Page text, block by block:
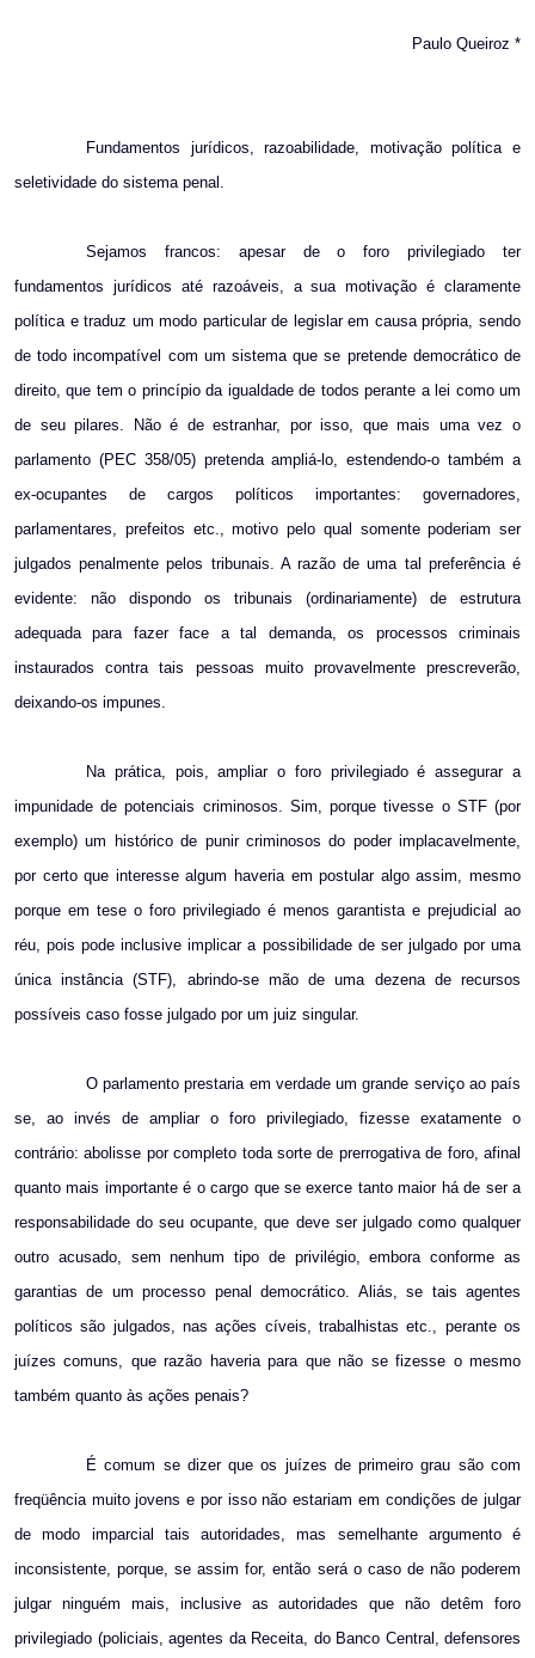
Paulo Queiroz *
Fundamentos jurídicos, razoabilidade, motivação política e
seletividade do sistema penal.
Sejamos francos: apesar de o foro privilegiado ter
fundamentos jurídicos até razoáveis, a sua motivação é claramente
política e traduz um modo particular de legislar em causa própria, sendo
de todo incompatível com um sistema que se pretende democrático de
direito, que tem o princípio da igualdade de todos perante a lei como um
de seu pilares. Não é de estranhar, por isso, que mais uma vez o
parlamento (PEC 358/05) pretenda ampliá-lo, estendendo-o também a
ex-ocupantes de cargos políticos importantes: governadores,
parlamentares, prefeitos etc., motivo pelo qual somente poderiam ser
julgados penalmente pelos tribunais. A razão de uma tal preferência é
evidente: não dispondo os tribunais (ordinariamente) de estrutura
adequada para fazer face a tal demanda, os processos criminais
instaurados contra tais pessoas muito provavelmente prescreverão,
deixando-os impunes.
Na prática, pois, ampliar o foro privilegiado é assegurar a
impunidade de potenciais criminosos. Sim, porque tivesse o STF (por
exemplo) um histórico de punir criminosos do poder implacavelmente,
por certo que interesse algum haveria em postular algo assim, mesmo
porque em tese o foro privilegiado é menos garantista e prejudicial ao
réu, pois pode inclusive implicar a possibilidade de ser julgado por uma
única instância (STF), abrindo-se mão de uma dezena de recursos
possíveis caso fosse julgado por um juiz singular.
O parlamento prestaria em verdade um grande serviço ao país
se, ao invés de ampliar o foro privilegiado, fizesse exatamente o
contrário: abolisse por completo toda sorte de prerrogativa de foro, afinal
quanto mais importante é o cargo que se exerce tanto maior há de ser a
responsabilidade do seu ocupante, que deve ser julgado como qualquer
outro acusado, sem nenhum tipo de privilégio, embora conforme as
garantias de um processo penal democrático. Aliás, se tais agentes
políticos são julgados, nas ações cíveis, trabalhistas etc., perante os
juízes comuns, que razão haveria para que não se fizesse o mesmo
também quanto às ações penais?
É comum se dizer que os juízes de primeiro grau são com
freqüência muito jovens e por isso não estariam em condições de julgar
de modo imparcial tais autoridades, mas semelhante argumento é
inconsistente, porque, se assim for, então será o caso de não poderem
julgar ninguém mais, inclusive as autoridades que não detêm foro
privilegiado (policiais, agentes da Receita, do Banco Central, defensores